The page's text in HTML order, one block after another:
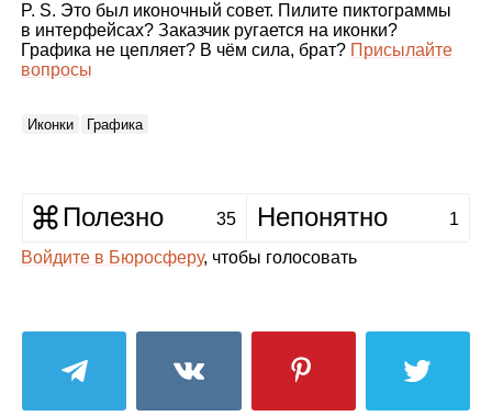
P. S. Это был иконочный совет. Пилите пиктограммы
в интерфейсах? Заказчик ругается на иконки?
Графика не цепляет? В чём сила, брат? Присылайте
вопросы
Иконки Графика
Полезно 35 Непонятно 1
Войдите в Бюросферу, чтобы голосовать